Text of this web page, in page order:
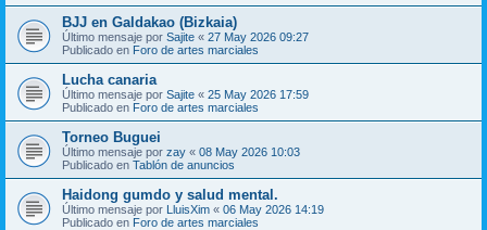
BJJ en Galdakao (Bizkaia)
Último mensaje por Sajite « 27 May 2026 09:27
Publicado en Foro de artes marciales
Lucha canaria
Último mensaje por Sajite « 25 May 2026 17:59
Publicado en Foro de artes marciales
Torneo Buguei
Último mensaje por zay « 08 May 2026 10:03
Publicado en Tablón de anuncios
Haidong gumdo y salud mental.
Último mensaje por LluisXim « 06 May 2026 14:19
Publicado en Foro de artes marciales